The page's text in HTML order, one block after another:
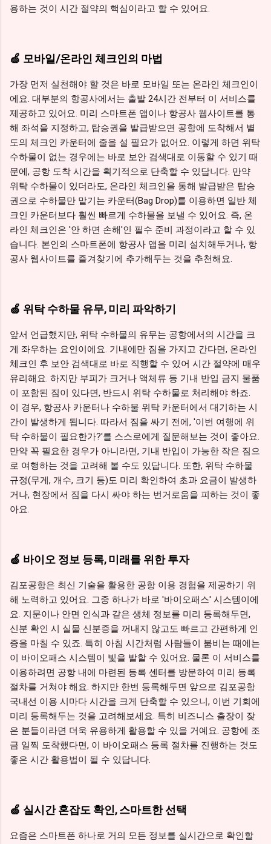
용하는 것이 시간 절약의 핵심이라고 할 수 있어요.
🍏 모바일/온라인 체크인의 마법
가장 먼저 실천해야 할 것은 바로 모바일 또는 온라인 체크인이
에요. 대부분의 항공사에서는 출발 24시간 전부터 이 서비스를
제공하고 있어요. 미리 스마트폰 앱이나 항공사 웹사이트를 통
해 좌석을 지정하고, 탑승권을 발급받으면 공항에 도착해서 별
도의 체크인 카운터에 줄을 설 필요가 없어요. 이렇게 하면 위탁
수하물이 없는 경우에는 바로 보안 검색대로 이동할 수 있기 때
문에, 공항 도착 시간을 획기적으로 단축할 수 있답니다. 만약
위탁 수하물이 있더라도, 온라인 체크인을 통해 발급받은 탑승
권으로 수하물만 맡기는 카운터(Bag Drop)를 이용하면 일반 체
크인 카운터보다 훨씬 빠르게 수하물을 보낼 수 있어요. 즉, 온
라인 체크인은 '안 하면 손해'인 필수 준비 과정이라고 할 수 있
습니다. 본인의 스마트폰에 항공사 앱을 미리 설치해두거나, 항
공사 웹사이트를 즐겨찾기에 추가해두는 것을 추천해요.
🍏 위탁 수하물 유무, 미리 파악하기
앞서 언급했지만, 위탁 수하물의 유무는 공항에서의 시간을 크
게 좌우하는 요인이에요. 기내에만 짐을 가지고 간다면, 온라인
체크인 후 보안 검색대로 바로 직행할 수 있어 시간 절약에 매우
유리해요. 하지만 부피가 크거나 액체류 등 기내 반입 금지 물품
이 포함된 짐이 있다면, 반드시 위탁 수하물로 처리해야 하죠.
이 경우, 항공사 카운터나 수하물 위탁 카운터에서 대기하는 시
간이 발생하게 됩니다. 따라서 짐을 싸기 전에, '이번 여행에 위
탁 수하물이 필요한가?'를 스스로에게 질문해보는 것이 좋아요.
만약 꼭 필요한 경우가 아니라면, 기내 반입이 가능한 작은 짐으
로 여행하는 것을 고려해 볼 수도 있답니다. 또한, 위탁 수하물
규정(무게, 개수, 크기 등)도 미리 확인하여 초과 요금이 발생하
거나, 현장에서 짐을 다시 싸야 하는 번거로움을 피하는 것이 좋
아요.
🍏 바이오 정보 등록, 미래를 위한 투자
김포공항은 최신 기술을 활용한 공항 이용 경험을 제공하기 위
해 노력하고 있어요. 그중 하나가 바로 '바이오패스' 시스템이에
요. 지문이나 안면 인식과 같은 생체 정보를 미리 등록해두면,
신분 확인 시 실물 신분증을 꺼내지 않고도 빠르고 간편하게 인
증을 마칠 수 있죠. 특히 아침 시간처럼 사람들이 붐비는 때에는
이 바이오패스 시스템이 빛을 발할 수 있어요. 물론 이 서비스를
이용하려면 공항 내에 마련된 등록 센터를 방문하여 미리 등록
절차를 거쳐야 해요. 하지만 한번 등록해두면 앞으로 김포공항
국내선 이용 시마다 시간을 크게 단축할 수 있으니, 이번 기회에
미리 등록해두는 것을 고려해보세요. 특히 비즈니스 출장이 잦
은 분들이라면 더욱 유용하게 활용할 수 있을 거예요. 공항에 조
금 일찍 도착했다면, 이 바이오패스 등록 절차를 진행하는 것도
좋은 시간 활용법이 될 수 있답니다.
🍏 실시간 혼잡도 확인, 스마트한 선택
요즘은 스마트폰 하나로 거의 모든 정보를 실시간으로 확인할